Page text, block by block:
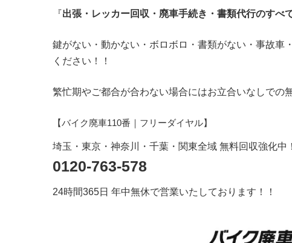
『出張・レッカー回収・廃車手続き・書類代行のすべ
鍵がない・動かない・ボロボロ・書類がない・事故車
ください！！
繁忙期やご都合が合わない場合にはお立合いなしでの
【バイク廃車110番｜フリーダイヤル】
埼玉・東京・神奈川・千葉・関東全域 無料回収強化中！
0120-763-578
24時間365日 年中無休で営業いたしております！！